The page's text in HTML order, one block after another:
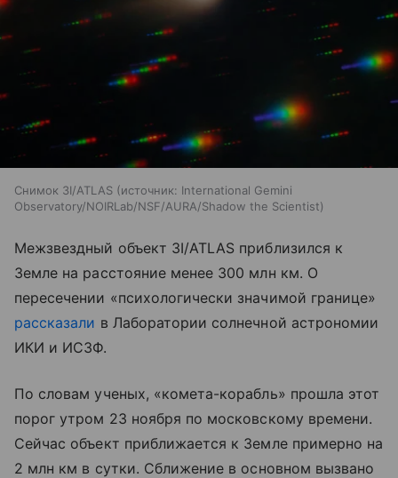
Снимок 3I/ATLAS источник: International Gemini
Observatory/NOIRLab/NSF/AURA/Shadow the Scientist
Межзвездный объект 3I/ATLAS приблизился к
Земле на расстояние менее 300 млн км. О
пересечении «психологически значимой границе»
рассказали в Лаборатории солнечной астрономии
ИКИ и ИСЗФ.
По словам ученых, «комета-корабль» прошла этот
порог утром 23 ноября по московскому времени.
Сейчас объект приближается к Земле примерно на
2 млн км в сутки. Сближение в основном вызвано